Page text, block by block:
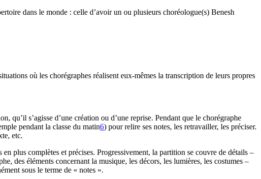
dans le monde : celle d’avoir un ou plusieurs choréologue(s) Benesh
où les chorégraphes réalisent eux-mêmes la transcription de leurs propres
qu’il s’agisse d’une création ou d’une reprise. Pendant que le chorégraphe
pendant la classe du matin6) pour relire ses notes, les retravailler, les préciser.
etc.
plus complètes et précises. Progressivement, la partition se couvre de détails –
des éléments concernant la musique, les décors, les lumières, les costumes –
sous le terme de « notes ».